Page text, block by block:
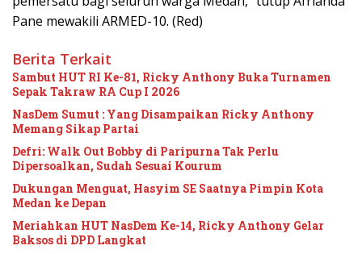
Pane mewakili ARMED-10. (Red)
Berita Terkait
Sambut HUT RI Ke-81, Ricky Anthony Buka Turnamen
Sepak Takraw RA Cup I 2026
NasDem Sumut : Yang Disampaikan Ricky Anthony
Memang Sikap Partai
Defri: Walk Out Bobby di Paripurna Tak Perlu
Dipersoalkan, Sudah Sesuai Kourum
Dukungan Menguat, Hasyim SE Saatnya Pimpin Kota
Medan ke Depan
Meriahkan HUT NasDem Ke-14, Ricky Anthony Gelar
Baksos di DPD Langkat